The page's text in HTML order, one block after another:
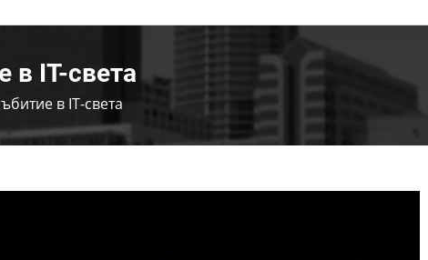
в IT-света
в IT-света